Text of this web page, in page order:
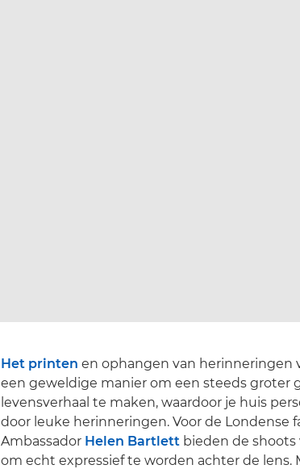
Het printen en ophangen van herinneringen
een geweldige manier om een steeds groter
levensverhaal te maken, waardoor je huis
door leuke herinneringen. Voor de Londense
Ambassador Helen Bartlett bieden de
om echt expressief te worden achter de lens.